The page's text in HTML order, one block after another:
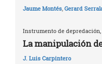
Jaume Montés, Gerard
Instrumento de
La manipulación
J. Luis Carpintero